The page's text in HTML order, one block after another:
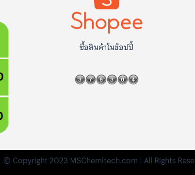
ซื้อสินค้าในข้อปปี้
© Copyright 2023 MSChemitech.com | All Rights